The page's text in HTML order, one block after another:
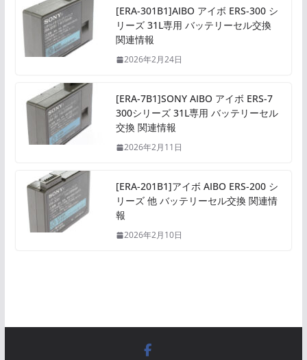
[ERA-301B1]AIBO アイボ ERS-300 シ
リーズ 31L専用 バッテリーセル交換
関連情報
2026年2月24日
[ERA-7B1]SONY AIBO アイボ ERS-7
300シリーズ 31L専用 バッテリーセル
交換 関連情報
2026年2月11日
[ERA-201B1]アイボ AIBO ERS-200 シ
リーズ 他 バッテリーセル交換 関連情
報
2026年2月10日